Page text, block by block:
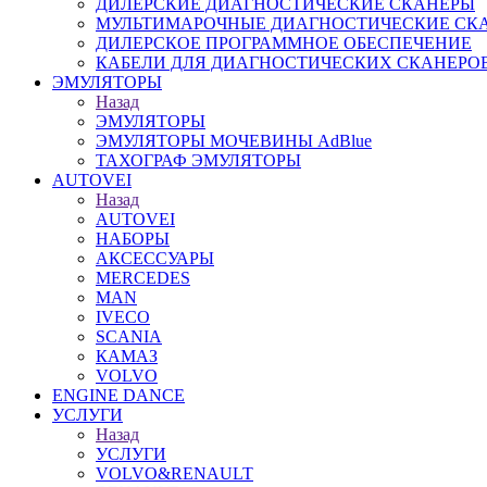
ДИЛЕРСКИЕ ДИАГНОСТИЧЕСКИЕ СКАНЕРЫ
МУЛЬТИМАРОЧНЫЕ ДИАГНОСТИЧЕСКИЕ
ДИЛЕРСКОЕ ПРОГРАММНОЕ ОБЕСПЕЧЕНИЕ
КАБЕЛИ ДЛЯ ДИАГНОСТИЧЕСКИХ
ЭМУЛЯТОРЫ
Назад
ЭМУЛЯТОРЫ
ЭМУЛЯТОРЫ МОЧЕВИНЫ АdBlue
ТАХОГРАФ ЭМУЛЯТОРЫ
AUTOVEI
Назад
AUTOVEI
НАБОРЫ
АКСЕССУАРЫ
MERCEDES
MAN
IVECO
SCANIA
КАМАЗ
VOLVO
ENGINE DANCE
УСЛУГИ
Назад
УСЛУГИ
VOLVO&RENAULT